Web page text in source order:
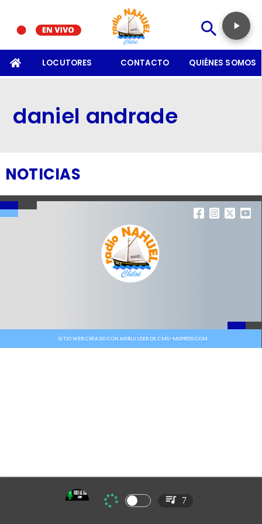
LOCUTORES CONTACTO QUIÉNES SOMOS
daniel andrade
NOTICIAS
SITIO WEB CREADO CON MSBUILDER DE CMS-MSPRESS.COM
7